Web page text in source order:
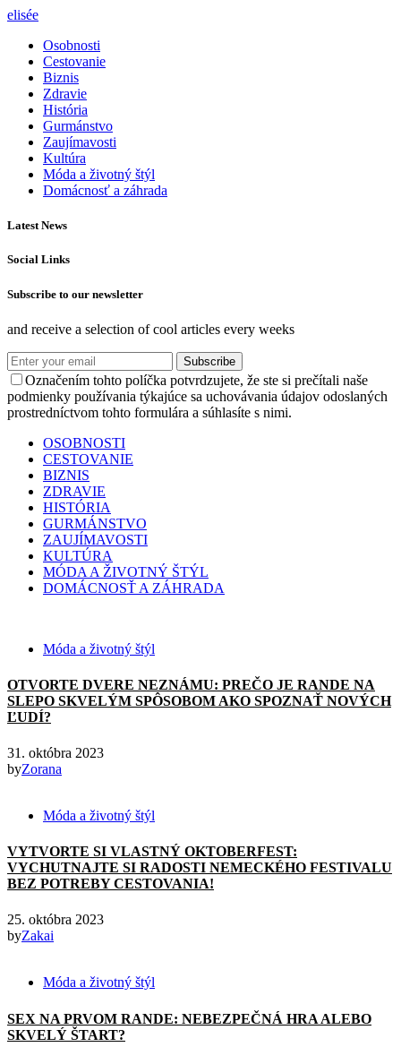
elisée
Osobnosti
Cestovanie
Biznis
Zdravie
História
Gurmánstvo
Zaujímavosti
Kultúra
Móda a životný štýl
Domácnosť a záhrada
Latest News
Social Links
Subscribe to our newsletter
and receive a selection of cool articles every weeks
Subscribe
Označením tohto políčka potvrdzujete, že ste si prečítali naše
podmienky používania týkajúce sa uchovávania údajov odoslaných
prostredníctvom tohto formulára a súhlasíte s nimi.
OSOBNOSTI
CESTOVANIE
BIZNIS
ZDRAVIE
HISTÓRIA
GURMÁNSTVO
ZAUJÍMAVOSTI
KULTÚRA
MÓDA A ŽIVOTNÝ ŠTÝL
DOMÁCNOSŤ A ZÁHRADA
Móda a životný štýl
OTVORTE DVERE NEZNÁMU: PREČO JE RANDE NA
SLEPO SKVELÝM SPÔSOBOM AKO SPOZNAŤ NOVÝCH
ĽUDÍ?
31. októbra 2023
byZorana
Móda a životný štýl
VYTVORTE SI VLASTNÝ OKTOBERFEST:
VYCHUTNAJTE SI RADOSTI NEMECKÉHO FESTIVALU
BEZ POTREBY CESTOVANIA!
25. októbra 2023
byZakai
Móda a životný štýl
SEX NA PRVOM RANDE: NEBEZPEČNÁ HRA ALEBO
SKVELÝ ŠTART?